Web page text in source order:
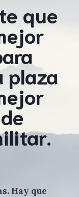
que
plaza
Hay que